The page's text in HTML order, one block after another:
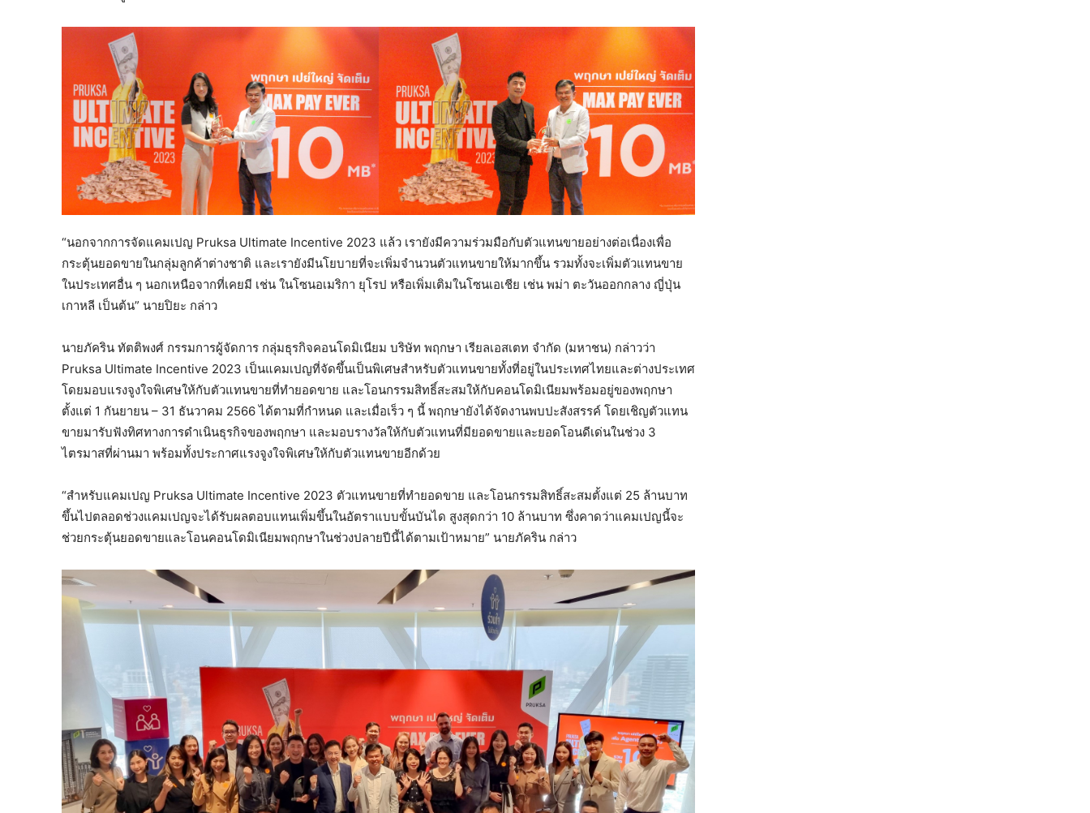
“นอกจากการจัดแคมเปญ Pruksa Ultimate Incentive 2023 แล้ว เรายังมีความร่วมมือกับตัวแทนขายอย่างต่อเนื่องเพื่อ
กระตุ้นยอดขายในกลุ่มลูกค้าต่างชาติ และเรายังมีนโยบายที่จะเพิ่มจำนวนตัวแทนขายให้มากขึ้น รวมทั้งจะเพิ่มตัวแทนขาย
ในประเทศอื่น ๆ นอกเหนือจากที่เคยมี เช่น ในโซนอเมริกา ยุโรป หรือเพิ่มเติมในโซนเอเชีย เช่น พม่า ตะวันออกกลาง ญี่ปุ่น
เกาหลี เป็นต้น” นายปิยะ กล่าว
นายภัคริน ทัตติพงศ์ กรรมการผู้จัดการ กลุ่มธุรกิจคอนโดมิเนียม บริษัท พฤกษา เรียลเอสเตท จำกัด (มหาชน) กล่าวว่า
Pruksa Ultimate Incentive 2023 เป็นแคมเปญที่จัดขึ้นเป็นพิเศษสำหรับตัวแทนขายทั้งที่อยู่ในประเทศไทยและต่างประเทศ
โดยมอบแรงจูงใจพิเศษให้กับตัวแทนขายที่ทำยอดขาย และโอนกรรมสิทธิ์สะสมให้กับคอนโดมิเนียมพร้อมอยู่ของพฤกษา
ตั้งแต่ 1 กันยายน – 31 ธันวาคม 2566 ได้ตามที่กำหนด และเมื่อเร็ว ๆ นี้ พฤกษายังได้จัดงานพบปะสังสรรค์ โดยเชิญตัวแทน
ขายมารับฟังทิศทางการดำเนินธุรกิจของพฤกษา และมอบรางวัลให้กับตัวแทนที่มียอดขายและยอดโอนดีเด่นในช่วง 3
ไตรมาสที่ผ่านมา พร้อมทั้งประกาศแรงจูงใจพิเศษให้กับตัวแทนขายอีกด้วย
“สำหรับแคมเปญ Pruksa Ultimate Incentive 2023 ตัวแทนขายที่ทำยอดขาย และโอนกรรมสิทธิ์สะสมตั้งแต่ 25 ล้านบาท
ขึ้นไปตลอดช่วงแคมเปญจะได้รับผลตอบแทนเพิ่มขึ้นในอัตราแบบขั้นบันได สูงสุดกว่า 10 ล้านบาท ซึ่งคาดว่าแคมเปญนี้จะ
ช่วยกระตุ้นยอดขายและโอนคอนโดมิเนียมพฤกษาในช่วงปลายปีนี้ได้ตามเป้าหมาย” นายภัคริน กล่าว